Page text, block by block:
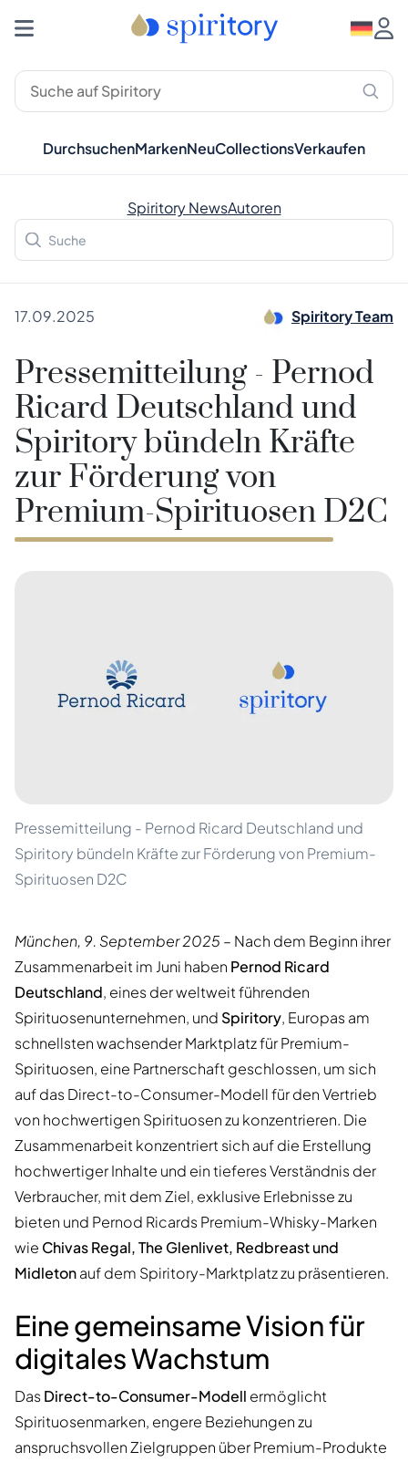
DurchsuchenMarkenNeuCollectionsVerkaufen
Spiritory NewsAutoren
17.09.2025 Spiritory Team
Pressemitteilung - Pernod
Ricard Deutschland und
Spiritory bündeln Kräfte
zur Förderung von
Premium-Spirituosen D2C
Pressemitteilung - Pernod Ricard Deutschland und
Spiritory bündeln Kräfte zur Förderung von Premium-
Spirituosen D2C
München, 9. September 2025 – Nach dem Beginn ihrer
Zusammenarbeit im Juni haben Pernod Ricard
Deutschland, eines der weltweit führenden
Spirituosenunternehmen, und Spiritory, Europas am
schnellsten wachsender Marktplatz für Premium-
Spirituosen, eine Partnerschaft geschlossen, um sich
auf das Direct-to-Consumer-Modell für den Vertrieb
von hochwertigen Spirituosen zu konzentrieren. Die
Zusammenarbeit konzentriert sich auf die Erstellung
hochwertiger Inhalte und ein tieferes Verständnis der
Verbraucher, mit dem Ziel, exklusive Erlebnisse zu
bieten und Pernod Ricards Premium-Whisky-Marken
wie Chivas Regal, The Glenlivet, Redbreast und
Midletonauf dem Spiritory-Marktplatz zu präsentieren.
Eine gemeinsame Vision für
digitales Wachstum
DasDirect-to-Consumer-Modell ermöglicht
Spirituosenmarken, engere Beziehungen zu
anspruchsvollen Zielgruppen über Premium-Produkte